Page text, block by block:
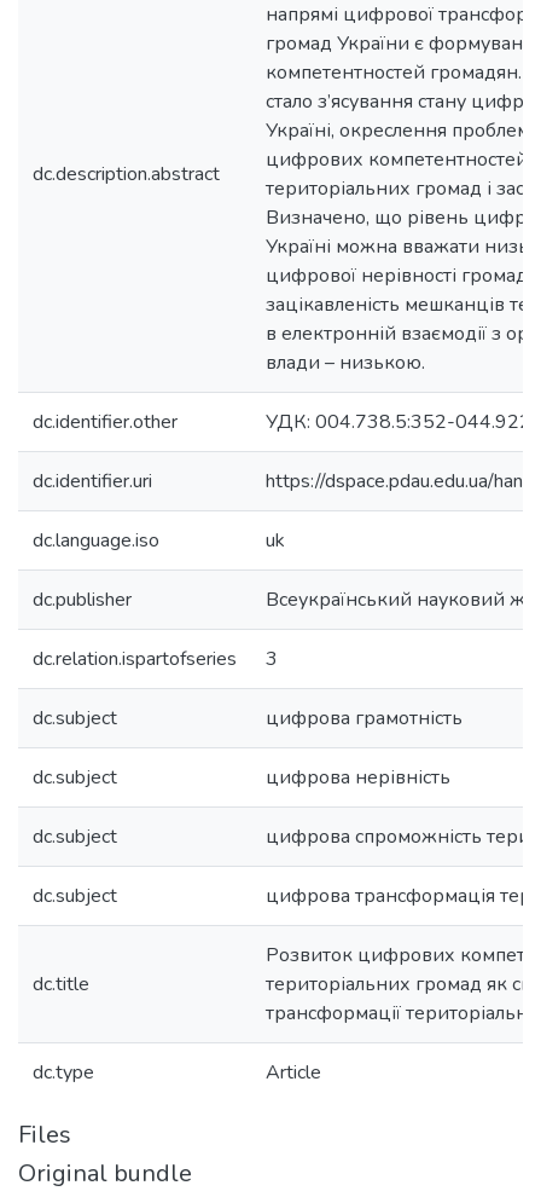
dc.description.abstract
напрямі цифрової
громад України є
компетентностей громадян.
стало з’ясування стану
Україні, окреслення
цифрових компетентностей
територіальних громад і
Визначено, що рівень
Україні можна вважати
цифрової нерівності
зацікавленість мешканців
в електронній взаємодії з
влади – низькою.
dc.identifier.other УДК: 004.738.5:352-044.922;
dc.identifier.uri https://dspace.pdau.edu.ua/
dc.language.iso uk
dc.publisher Всеукраїнський науковий
dc.relation.ispartofseries 3
dc.subject цифрова грамотність
dc.subject цифрова нерівність
dc.subject цифрова спроможність
dc.subject цифрова трансформація
dc.title
Розвиток цифрових
територіальних громад як
трансформації
dc.type Article
Files
Original bundle